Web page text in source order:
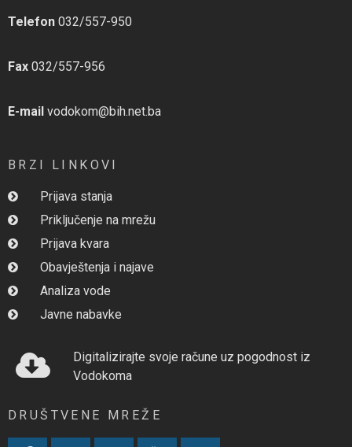
Telefon 032/557-950
Fax 032/557-956
E-mail vodokom@bih.net.ba
BRZI LINKOVI
Prijava stanja
Priključenje na mrežu
Prijava kvara
Obavještenja i najave
Analiza vode
Javne nabavke
Digitalizirajte svoje račune uz pogodnost iz
Vodokoma
DRUŠTVENE MREŽE